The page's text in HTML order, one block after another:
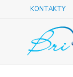
KONTAKTY